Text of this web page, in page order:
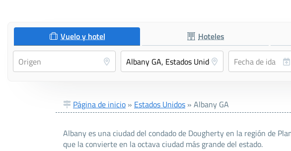
Vuelo y hotel Hoteles
Página de inicio » Estados Unidos » Albany GA
Albany es una ciudad del condado de Dougherty en la región de
que la convierte en la octava ciudad más grande del estado.